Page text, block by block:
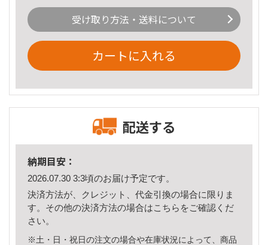
受け取り方法・送料について
カートに入れる
配送する
納期目安：
2026.07.30 3:3頃のお届け予定です。
決済方法が、クレジット、代金引換の場合に限りま
す。その他の決済方法の場合はこちら をご確認くだ
さい。
※土・日・祝日の注文の場合や在庫状況によって、商品